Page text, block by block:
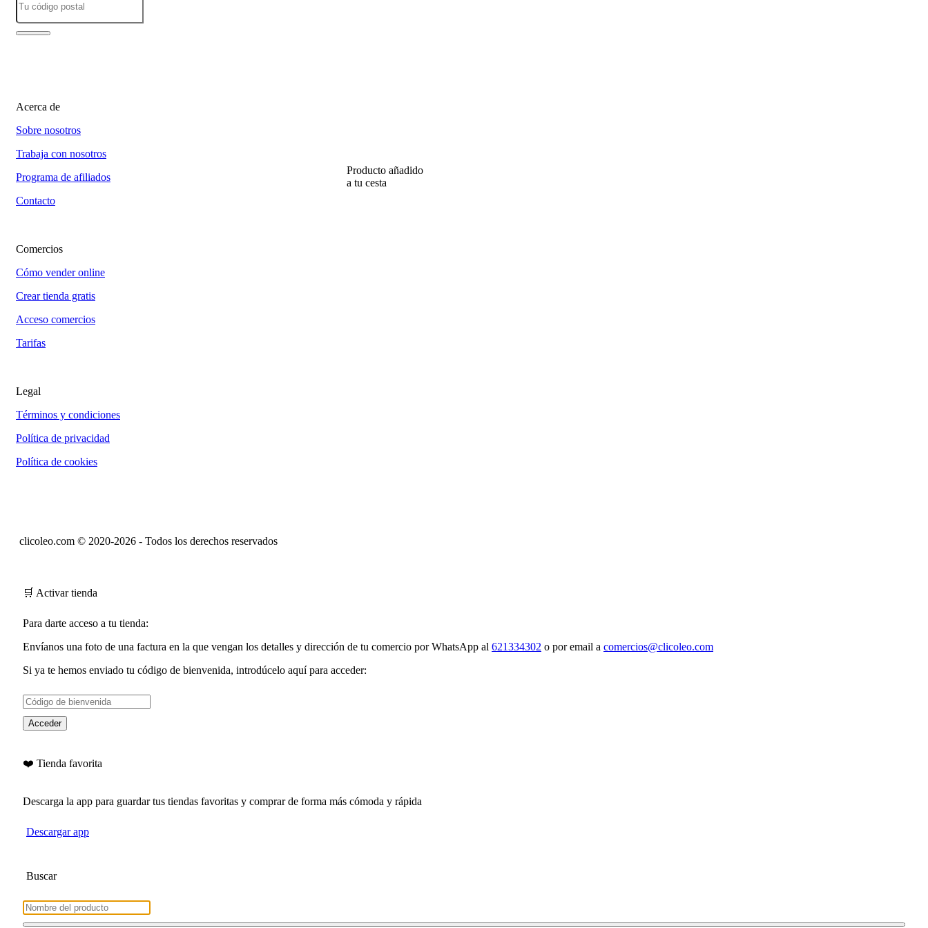
Acerca de
Sobre nosotros
Trabaja con nosotros
Programa de afiliados
Contacto
Comercios
Cómo vender online
Crear tienda gratis
Acceso comercios
Tarifas
Legal
Términos y condiciones
Política de privacidad
Política de cookies
clicoleo.com © 2020-2026 - Todos los derechos reservados
Producto añadido
a tu cesta
🛒 Activar tienda
Para darte acceso a tu tienda:
Envíanos una foto de una factura en la que vengan los detalles y dirección de tu comercio por WhatsApp al 621334302 o por email a comercios@clicoleo.com
Si ya te hemos enviado tu código de bienvenida, introdúcelo aquí para acceder:
Acceder
❤️ Tienda favorita
Descarga la app para guardar tus tiendas favoritas y comprar de forma más cómoda y rápida
Descargar app
Buscar